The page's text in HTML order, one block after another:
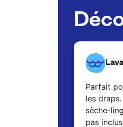
Parfait
les
sèche-
pas